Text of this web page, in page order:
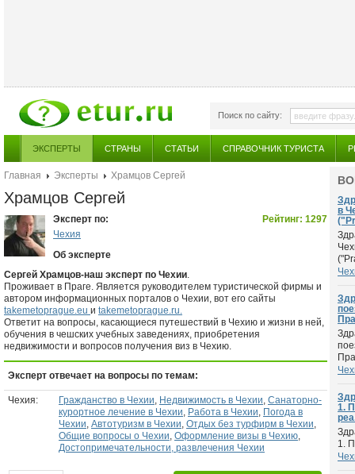
Поиск по сайту:
ЭКСПЕРТЫ СТРАНЫ СТАТЬИ СПРАВОЧНИК ТУРИСТА
Главная Эксперты Храмцов Сергей
Храмцов Сергей
Рейтинг: 1297
Эксперт по:
Чехия
Об эксперте
Сергей Храмцов-наш эксперт по Чехии.
Проживает в Праге. Является руководителем туристической фирмы и
автором информационных порталов о Чехии, вот его сайты
takemetoprague.eu и takemetoprague.ru.
Ответит на вопросы, касающиеся путешествий в Чехию и жизни в ней,
обучения в чешских учебных заведениях, приобретения
недвижимости и вопросов получения виз в Чехию.
Эксперт отвечает на вопросы по темам:
Чехия: Гражданство в Чехии, Недвижимость в Чехии, Санаторно-
курортное лечение в Чехии, Работа в Чехии, Погода в
Чехии, Автотуризм в Чехии, Отдых без турфирм в Чехии,
Общие вопросы о Чехии, Оформление визы в Чехию,
Достопримечательности, развлечения Чехии
в
1.
1.